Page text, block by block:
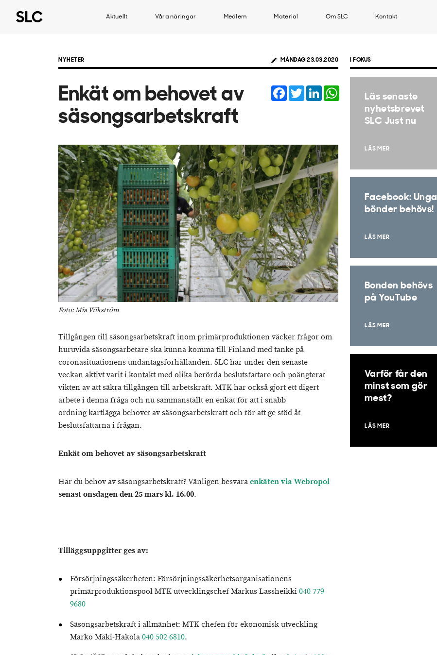
Aktuellt Våra näringar Medlem Material Om SLC Kontakt
NYHETER MÅNDAG 23.03.2020
Enkät om behovet av
säsongsarbetskraft
Facebook
TwitterLinkedIn
Foto: Mia Wikström
Tillgången till säsongsarbetskraft inom primärproduktionen väcker frågor om
huruvida säsongsarbetare ska kunna komma till Finland med tanke på
coronasituationens undantagsförhållanden. SLC har under den senaste
veckan aktivt varit i kontakt med olika berörda beslutsfattare och poängterat
vikten av att säkra tillgången till arbetskraft. MTK har också gjort ett digert
arbete i denna fråga och nu sammanställt en enkät för att i snabb
ordning kartlägga behovet av säsongsarbetskraft och för att ge stöd åt
beslutsfattarna i frågan.
Enkät om behovet av säsongsarbetskraft
Har du behov av säsongsarbetskraft? Vänligen besvaraenkäten via Webropol
senast onsdagen den 25 mars kl. 16.00.
Tilläggsuppgifter ges av:
Försörjningssäkerheten: Försörjningssäkerhetsorganisationens
primärproduktionspool MTK utvecklingschef Markus Lassheikki040 779
9680
Säsongsarbetskraft i allmänhet: MTK chefen för ekonomisk utveckling
Marko Mäki-Hakola040 502 6810.
I FOKUS
Läs senaste
nyhetsbrevet
SLC Just nu
LÄS MER
Facebook: Unga
bönder behövs!
LÄS MER
Bonden behövs
på YouTube
LÄS MER
Varför får den
minst som gör
mest?
LÄS MER